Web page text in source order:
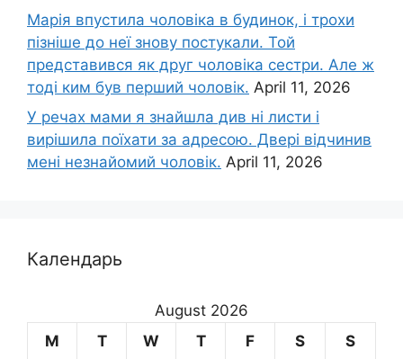
Марія впустила чоловіка в будинок, і трохи
пізніше до неї знову постукали. Той
представився як друг чоловіка сестри. Але ж
тоді ким був перший чоловік. April 11, 2026
У речах мами я знайшла див ні листи і
вирішила поїхати за адресою. Двері відчинив
мені незнайомий чоловік. April 11, 2026
Календарь
August 2026
M
T W T F S S